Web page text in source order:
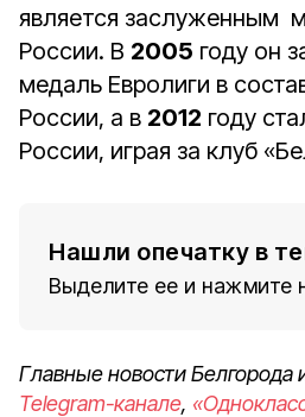
является заслуженным
России. В 2005 году он
медаль Евролиги в
России, а в 2012 году
России, играя за клуб
Нашли опечатку в
Выделите ее и нажмите
Главные новости Белгорода
Telegram-канале,